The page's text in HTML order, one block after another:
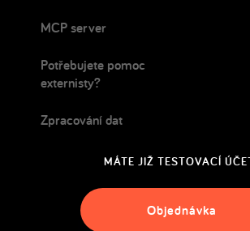
MCP server
Potřebujete pomoc
externisty?
Zpracování dat
MÁTE JIŽ TESTOVACÍ
Objednávka